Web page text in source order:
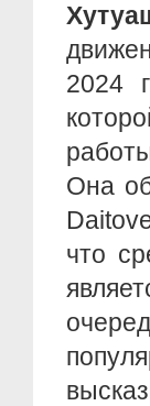
2024
Она
что